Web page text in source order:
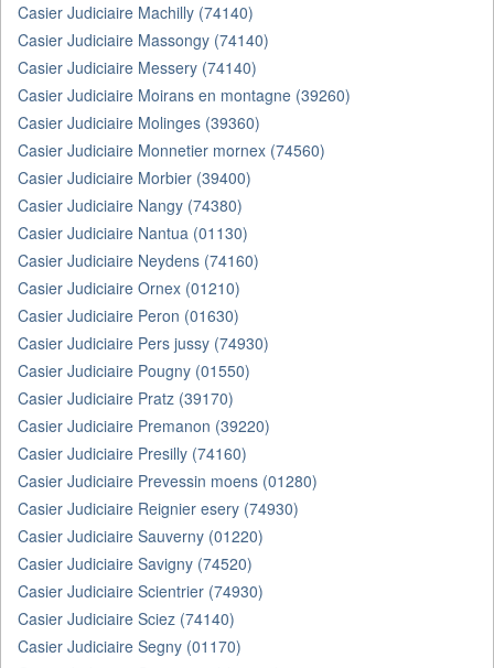
Casier Judiciaire Machilly (74140)
Casier Judiciaire Massongy (74140)
Casier Judiciaire Messery (74140)
Casier Judiciaire Moirans en montagne (39260)
Casier Judiciaire Molinges (39360)
Casier Judiciaire Monnetier mornex (74560)
Casier Judiciaire Morbier (39400)
Casier Judiciaire Nangy (74380)
Casier Judiciaire Nantua (01130)
Casier Judiciaire Neydens (74160)
Casier Judiciaire Ornex (01210)
Casier Judiciaire Peron (01630)
Casier Judiciaire Pers jussy (74930)
Casier Judiciaire Pougny (01550)
Casier Judiciaire Pratz (39170)
Casier Judiciaire Premanon (39220)
Casier Judiciaire Presilly (74160)
Casier Judiciaire Prevessin moens (01280)
Casier Judiciaire Reignier esery (74930)
Casier Judiciaire Sauverny (01220)
Casier Judiciaire Savigny (74520)
Casier Judiciaire Scientrier (74930)
Casier Judiciaire Sciez (74140)
Casier Judiciaire Segny (01170)